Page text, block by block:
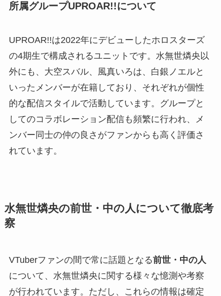
所属グループUPROAR!!について
UPROAR!!は2022年にデビューしたホロスターズ
の4期生で構成されるユニットです。水無世燐央以
外にも、大空スバル、風真いろは、白銀ノエルと
いったメンバーが在籍しており、それぞれが個性
的な配信スタイルで活動しています。グループと
してのコラボレーション配信も頻繁に行われ、メ
ンバー同士の仲の良さがファンからも高く評価さ
れています。
水無世燐央の前世・中の人について徹底考
察
VTuberファンの間で常に話題となる前世・中の人
について、水無世燐央に関する様々な憶測や考察
が行われています。ただし、これらの情報は確定